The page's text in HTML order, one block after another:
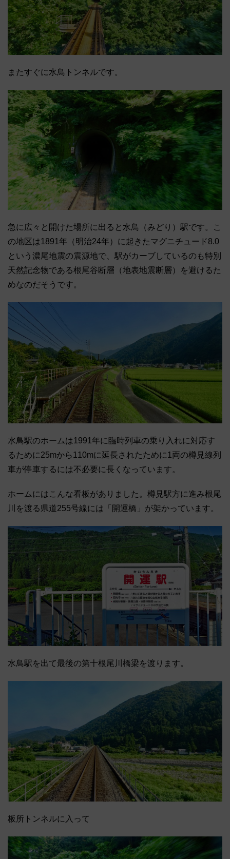
またすぐに水鳥トンネルです。
急に広々と開けた場所に出ると水鳥（みどり）駅です。こ
の地区は1891年（明治24年）に起きたマグニチュード8.0
という濃尾地震の震源地で、駅がカーブしているのも特別
天然記念物である根尾谷断層（地表地震断層）を避けるた
めなのだそうです。
水鳥駅のホームは1991年に臨時列車の乗り入れに対応す
るために25mから110mに延長されたために1両の樽見線列
車が停車するには不必要に長くなっています。
ホームにはこんな看板がありました。樽見駅方に進み根尾
川を渡る県道255号線には「開運橋」が架かっています。
水鳥駅を出て最後の第十根尾川橋梁を渡ります。
板所トンネルに入って